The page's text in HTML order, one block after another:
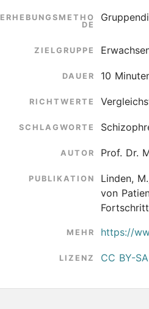
ERHEBUNGSMETHO
DE
ZIELGRUPPE
DAUER 10
RICHTWERTE
SCHLAGWORTE
AUTOR Prof. Dr.
PUBLIKATION Linden,
von
MEHR https://
LIZENZ CC BY-